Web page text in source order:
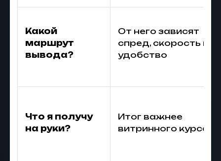
Какой
маршрут
вывода?
От него зависят
спред, скорость и
удобство
Что я получу
на руки?
Итог важнее
витринного курса